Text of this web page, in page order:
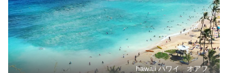
hawaii ハワイ オアフ